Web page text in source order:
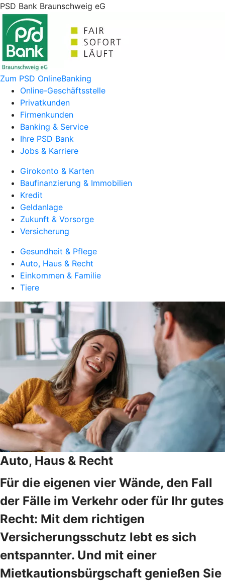
PSD Bank Braunschweig eG
Zum PSD OnlineBanking
Online-Geschäftsstelle
Privatkunden
Firmenkunden
Banking & Service
Ihre PSD Bank
Jobs & Karriere
Girokonto & Karten
Baufinanzierung & Immobilien
Kredit
Geldanlage
Zukunft & Vorsorge
Versicherung
Gesundheit & Pflege
Auto, Haus & Recht
Einkommen & Familie
Tiere
Auto, Haus & Recht
Für die eigenen vier Wände, den Fall
der Fälle im Verkehr oder für Ihr gutes
Recht: Mit dem richtigen
Versicherungsschutz lebt es sich
entspannter. Und mit einer
Mietkautionsbürgschaft genießen Sie